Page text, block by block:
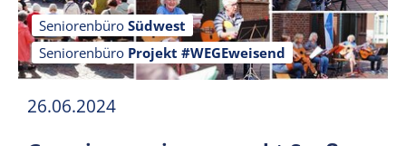
Seniorenbüro Südwest
Seniorenbüro Projekt #WEGEweisend
26.06.2024